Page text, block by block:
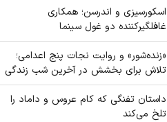
اسکورسیزی و اندرسن؛ همکاری
غافلگیرکننده دو غول سینما
«زنده‌شور» و روایت نجات پنج اعدامی؛
تلاش برای بخشش در آخرین شب زندگی
داستان تفنگی که کام عروس و داماد را
تلخ می‌کند